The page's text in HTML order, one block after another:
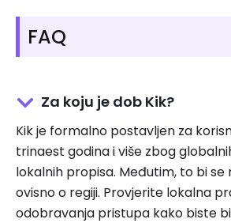
FAQ
Za koju je dob Kik?
Kik je formalno postavljen za
trinaest godina i više zbog
lokalnih propisa. Međutim, to bi
ovisno o regiji. Provjerite lokalna
odobravanja pristupa kako biste